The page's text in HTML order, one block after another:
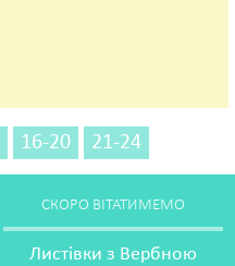
16-20 21-24
СКОРО ВІТАТИМЕМО
Листівки з Вербною